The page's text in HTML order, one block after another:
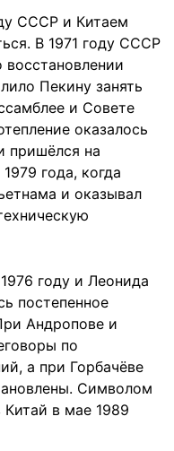
СССР и Китаем
В 1971 году СССР
Пекину занять
и Совете
оказалось
пришёлся на
года, когда
и оказывал
году и Леонида
постепенное
Андропове и
по
а при Горбачёве
Символом
Китай в мае 1989